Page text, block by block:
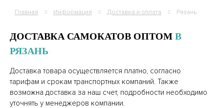
Главная Информация Доставка и оплата Рязань
ДОСТАВКА САМОКАТОВ ОПТОМ В
РЯЗАНЬ
Доставка товара осуществляется платно, согласно
тарифам и срокам транспортных компаний. Также
возможна доставка за наш счет, подробности необходимо
уточнять у менеджеров компании.